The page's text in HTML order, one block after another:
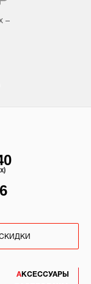
–
АКСЕССУАРЫ